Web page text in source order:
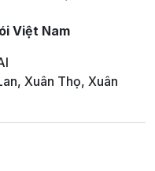
Việt Nam
Xuân Thọ, Xuân